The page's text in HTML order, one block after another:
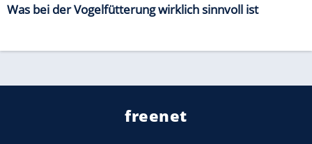
Was bei der Vogelfütterung wirklich sinnvoll ist
freenet